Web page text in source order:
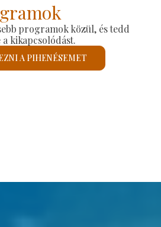
programok közül, és tedd
a kikapcsolódást.
A PIHENÉSEMET
Templom